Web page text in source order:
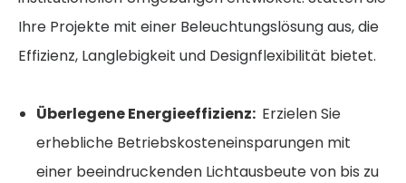
Ihre Projekte mit einer Beleuchtungslösung aus, die
Effizienz, Langlebigkeit und Designflexibilität bietet.
Überlegene Energieeffizienz: Erzielen Sie
erhebliche Betriebskosteneinsparungen mit
einer beeindruckenden Lichtausbeute von bis zu